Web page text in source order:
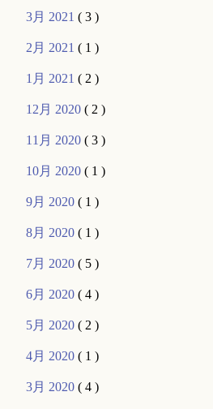
3月 2021( 3 )
2月 2021( 1 )
1月 2021( 2 )
12月 2020( 2 )
11月 2020( 3 )
10月 2020( 1 )
9月 2020( 1 )
8月 2020( 1 )
7月 2020( 5 )
6月 2020( 4 )
5月 2020( 2 )
4月 2020( 1 )
3月 2020( 4 )